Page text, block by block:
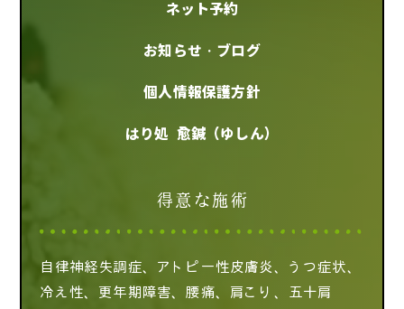
ネット予約
お知らせ・ブログ
個人情報保護方針
はり処 愈鍼（ゆしん）
得意な施術
自律神経失調症、アトピー性皮膚炎、うつ症状、
冷え性、更年期障害、腰痛、肩こり、五十肩